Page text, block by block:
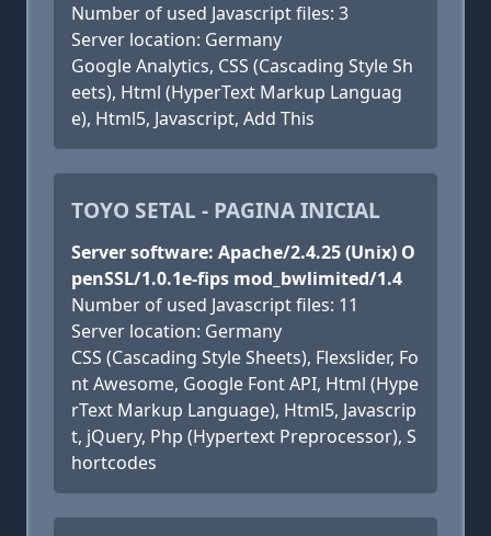
Number of used Javascript files: 3
Server location: Germany
Google Analytics, CSS (Cascading Style Sh
eets), Html (HyperText Markup Languag
e), Html5, Javascript, Add This
TOYO SETAL - PAGINA INICIAL
Server software: Apache/2.4.25 (Unix) O
penSSL/1.0.1e-fips mod_bwlimited/1.4
Number of used Javascript files: 11
Server location: Germany
CSS (Cascading Style Sheets), Flexslider, Fo
nt Awesome, Google Font API, Html (Hype
rText Markup Language), Html5, Javascrip
t, jQuery, Php (Hypertext Preprocessor), S
hortcodes